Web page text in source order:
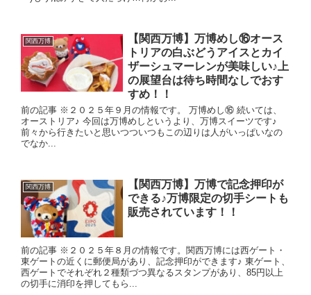
関西万博
【関西万博】万博めし⑯オース
トリアの白ぶどうアイスとカイ
ザーシュマーレンが美味しい♪上
の展望台は待ち時間なしでおす
すめ！！
前の記事 ※２０２５年９月の情報です。 万博めし⑯ 続いては、
オーストリア♪ 今回は万博めしというより、万博スイーツです♪
前々から行きたいと思いつついつもこの辺りは人がいっぱいなの
でなか...
関西万博
【関西万博】万博で記念押印が
できる♪万博限定の切手シートも
販売されています！！
前の記事 ※２０２５年８月の情報です。関西万博には西ゲート・
東ゲートの近くに郵便局があり、記念押印ができます♪ 東ゲート、
西ゲートでそれぞれ２種類づつ異なるスタンプがあり、85円以上
の切手に消印を押してもら...